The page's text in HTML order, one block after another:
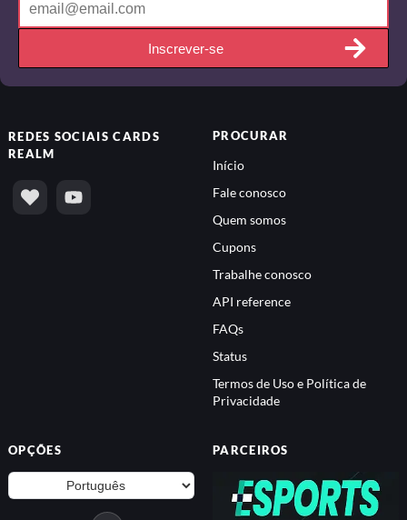
Inscrever-se
REDES SOCIAISCARDS
REALM
PROCURAR
Início
Fale conosco
Quem somos
Cupons
Trabalhe conosco
API reference
FAQs
Status
Termos de Uso e Política de
Privacidade
OPÇÕES PARCEIROS